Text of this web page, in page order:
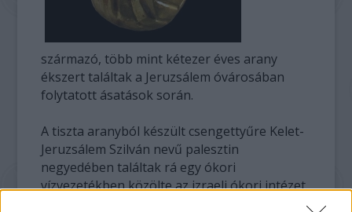
származó, több mint kétezer éves arany
ékszert találtak a Jeruzsálem óvárosában
folytatott ásatások során.
A tiszta aranyból készült csengettyűre Kelet-
Jeruzsálem Szilván nevű palesztin
negyedében találtak rá egy ókori
vízvezetékben közölte az izraeli ókori intézet.